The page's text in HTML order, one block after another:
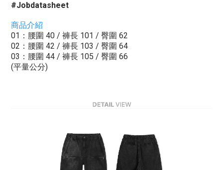
#Jobdatasheet
商品介紹
01：腰圍 40 / 褲長 101 / 臀圍 62
02：腰圍 42 / 褲長 103 / 臀圍 64
03：腰圍 44 / 褲長 105 / 臀圍 66
(平量公分)